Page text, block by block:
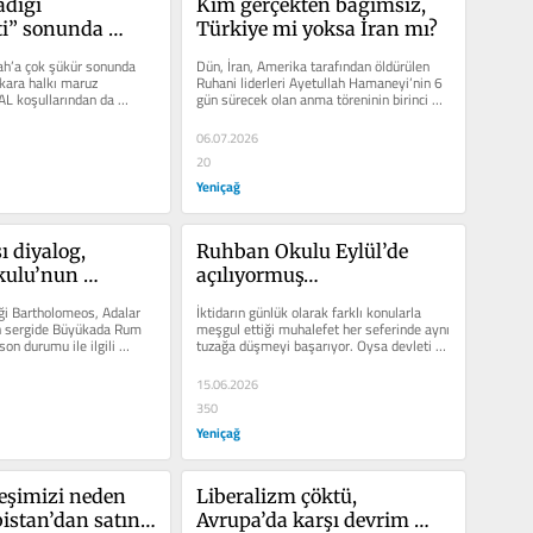
sonunda
çok şükür sonunda
halkı maruz
koşullarından da
Türkiye mi yoksa İran mı?
Dün, İran, Amerika tarafından öldürülen
Ruhani liderleri Ayetullah Hamaneyi’nin 6
gün sürecek olan anma töreninin birinci
günüydü....
06.07.2026
20
Yeniçağ
diyalog,
Bartholomeos, Adalar
Büyükada Rum
durumu ile ilgili
Ruhban Okulu Eylül’de
açılıyormuş…
İktidarın günlük olarak farklı konularla
meşgul ettiği muhalefet her seferinde aynı
tuzağa düşmeyi başarıyor. Oysa devleti
yönetecek bir...
15.06.2026
350
Yeniçağ
neden
satın
Liberalizm çöktü,
Avrupa’da karşı devrim